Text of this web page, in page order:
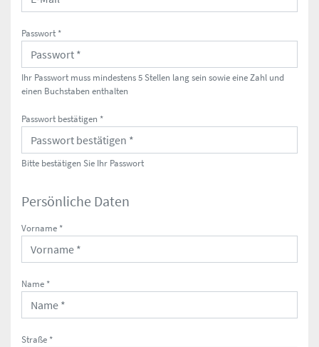
Passwort *
Ihr Passwort muss mindestens 5 Stellen lang sein sowie eine Zahl und
einen Buchstaben enthalten
Passwort bestätigen *
Bitte bestätigen Sie Ihr Passwort
Persönliche Daten
Vorname *
Name *
Straße *